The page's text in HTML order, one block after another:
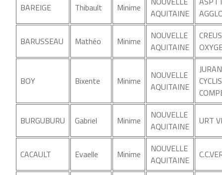
BAREIGE Thibault Minime
AQUITAINE
BARUSSEAU Mathéo Minime
NOUVELLE
AQUITAINE
BOY Bixente Minime
NOUVELLE
AQUITAINE
BURGUBURU Gabriel Minime
NOUVELLE
AQUITAINE
URT
CACAULT Evaelle Minime
NOUVELLE
AQUITAINE